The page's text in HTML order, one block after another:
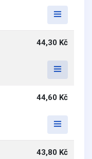
44,30 Kč
44,60 Kč
43,80 Kč